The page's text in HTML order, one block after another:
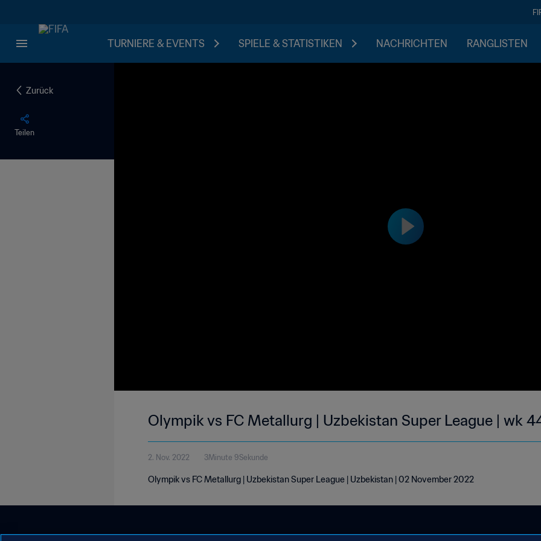
TURNIERE & EVENTS SPIELE & STATISTIKEN NACHRICHTEN RANGLISTEN
Zurück
Teilen
Olympik vs FC Metallurg | Uzbekistan Super League | wk
2. Nov. 2022 3Minute 9Sekunde
Olympik vs FC Metallurg | Uzbekistan Super League | Uzbekistan | 02 November 2022